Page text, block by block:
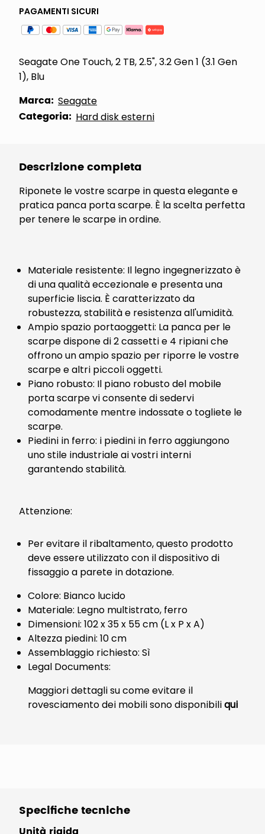
PAGAMENTI SICURI
Seagate One Touch, 2 TB, 2.5", 3.2 Gen 1 (3.1 Gen
1), Blu
Marca: Seagate
Categoria: Hard disk esterni
Descrizione completa
Riponete le vostre scarpe in questa elegante e
pratica panca porta scarpe. È la scelta perfetta
per tenere le scarpe in ordine.
Materiale resistente: Il legno ingegnerizzato è
di una qualità eccezionale e presenta una
superficie liscia. È caratterizzato da
robustezza, stabilità e resistenza all'umidità.
Ampio spazio portaoggetti: La panca per le
scarpe dispone di 2 cassetti e 4 ripiani che
offrono un ampio spazio per riporre le vostre
scarpe e altri piccoli oggetti.
Piano robusto: Il piano robusto del mobile
porta scarpe vi consente di sedervi
comodamente mentre indossate o togliete le
scarpe.
Piedini in ferro: i piedini in ferro aggiungono
uno stile industriale ai vostri interni
garantendo stabilità.
Attenzione:
Per evitare il ribaltamento, questo prodotto
deve essere utilizzato con il dispositivo di
fissaggio a parete in dotazione.
Colore: Bianco lucido
Materiale: Legno multistrato, ferro
Dimensioni: 102 x 35 x 55 cm (L x P x A)
Altezza piedini: 10 cm
Assemblaggio richiesto: Sì
Legal Documents:
Maggiori dettagli su come evitare il
rovesciamento dei mobili sono disponibiliqui
Specifiche tecniche